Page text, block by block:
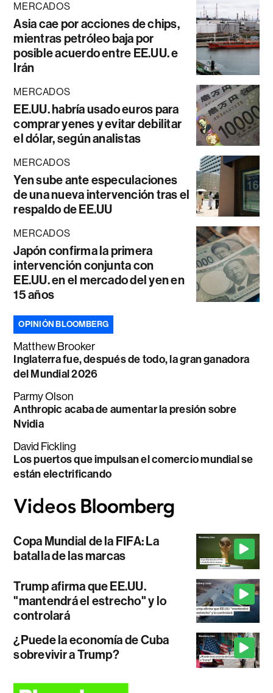
MERCADOS
Asia cae por acciones de chips,
mientras petróleo baja por
posible acuerdo entre EE.UU. e
Irán
MERCADOS
EE.UU. habría usado euros para
comprar yenes y evitar debilitar
el dólar, según analistas
MERCADOS
Yen sube ante especulaciones
de una nueva intervención tras el
respaldo de EE.UU
MERCADOS
Japón confirma la primera
intervención conjunta con
EE.UU. en el mercado del yen en
15 años
OPINIÓN BLOOMBERG
Matthew Brooker
Inglaterra fue, después de todo, la gran ganadora
del Mundial 2026
Parmy Olson
Anthropic acaba de aumentar la presión sobre
Nvidia
David Fickling
Los puertos que impulsan el comercio mundial se
están electrificando
Copa Mundial de la FIFA: La
batalla de las marcas
Trump afirma que EE.UU.
"mantendrá el estrecho" y lo
controlará
¿Puede la economía de Cuba
sobrevivir a Trump?